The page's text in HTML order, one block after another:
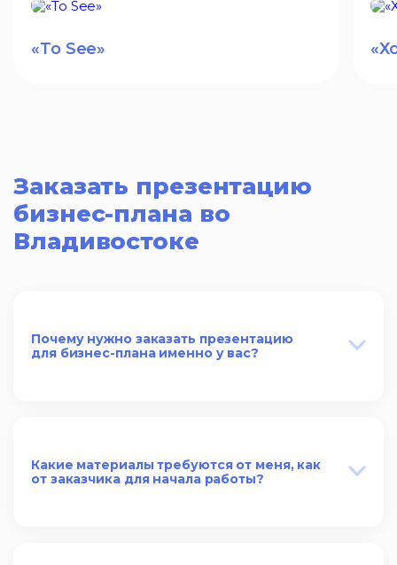
«To See»
Заказать презентацию
бизнес-плана во
Владивостоке
Почему нужно заказать презентацию
для бизнес-плана именно у вас?
Какие материалы требуются от меня, как
от заказчика для начала работы?